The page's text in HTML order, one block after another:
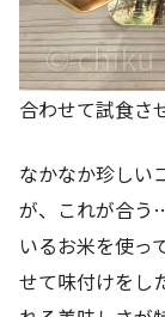
合わせて試食さ
なかなか珍しい
が、これが合う
いるお米を使っ
せて味付けをし